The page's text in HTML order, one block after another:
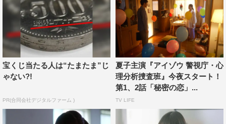
また3月28日は、2015年、アメリカ・ミズーリ州で起き
た“ディーディー・ブランチャード殺人事件”をモチーフに
した「奇跡の親子」を放送。病を抱える娘とそれを支える
母。2人は洪水から生還したことをきっかけに“奇跡の親
子”として有名な親子だったが、ある日、母が何者かに殺
害されたことをきっかけに、とんでもない真実が明らかに
宝くじ当たる人は“たまたま”じ
ゃない?!
PR(合同会社デジタルファーム )
夏子主演『アイゾウ 警視庁・心
理分析捜査班』今夜スタート！
第1、2話「秘密の恋」...
TV LIFE